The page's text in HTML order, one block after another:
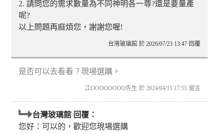
2. 請問您的需求數量為不同神明各一尊?還是要量產
呢?
以上問題再麻煩您，謝謝您喔!
台灣玻璃館 於 2026/07/23 13:47 回覆
是否可以去看看？現場選購。
江OOOOOOOO先生 於 2024/04/11 17:55 留言
台灣玻璃館 回覆：
您好：可以的，歡迎您現場選購